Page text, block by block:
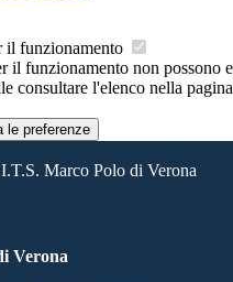
il funzionamento
il funzionamento non possono
consultare l'elenco nella
le preferenze
I.T.S. Marco Polo di Verona
Verona